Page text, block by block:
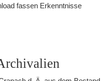
fassen Erkenntnisse